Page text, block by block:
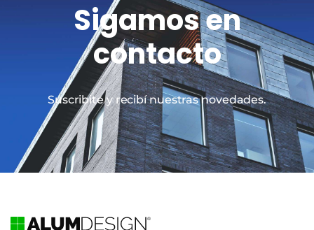
Sigamos en
contacto
Suscribite y recibí nuestras novedades.